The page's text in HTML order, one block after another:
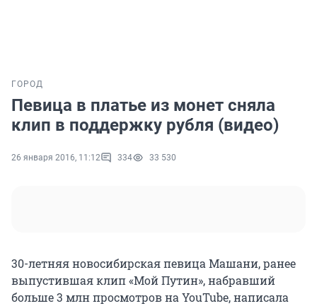
ГОРОД
Певица в платье из монет сняла
клип в поддержку рубля (видео)
26 января 2016, 11:12 334 33 530
30-летняя новосибирская певица Машани, ранее
выпустившая клип «Мой Путин», набравший
больше 3 млн просмотров на YouTube, написала